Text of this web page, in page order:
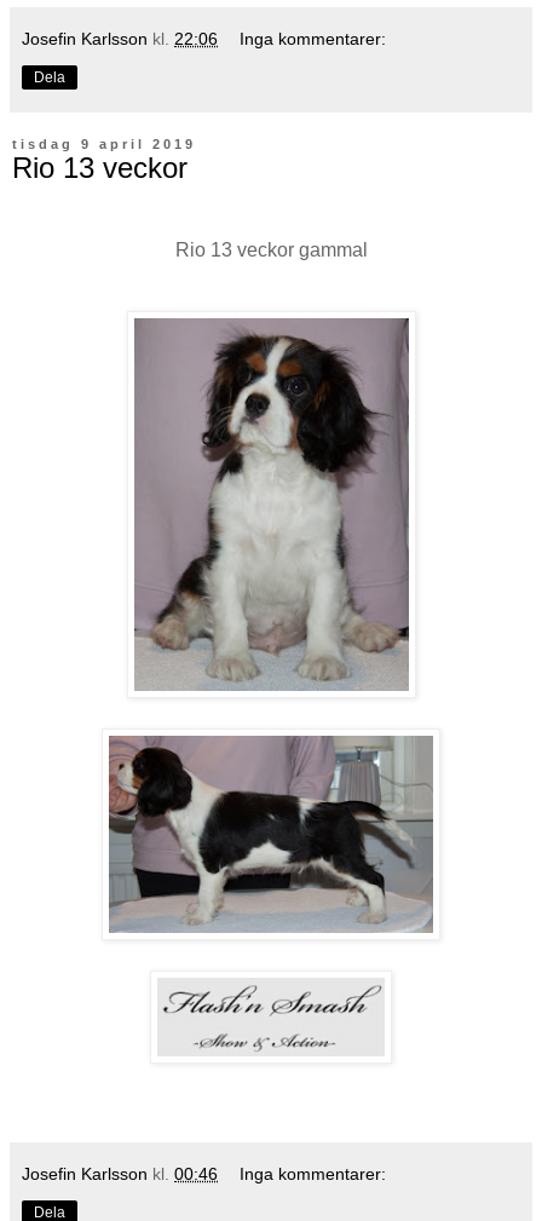
Josefin Karlsson kl. 22:06 Inga kommentarer:
Dela
tisdag 9 april 2019
Rio 13 veckor
Rio 13 veckor gammal
Josefin Karlsson kl. 00:46 Inga kommentarer:
Dela